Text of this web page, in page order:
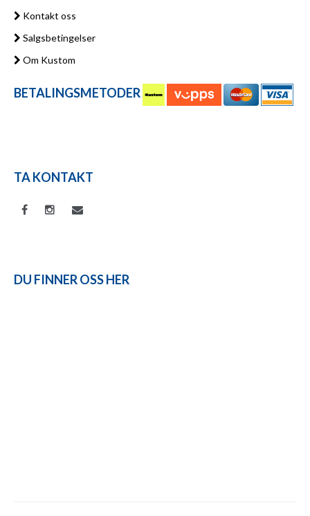
Kontakt oss
Salgsbetingelser
Om Kustom
BETALINGSMETODER
TA KONTAKT
DU FINNER OSS HER